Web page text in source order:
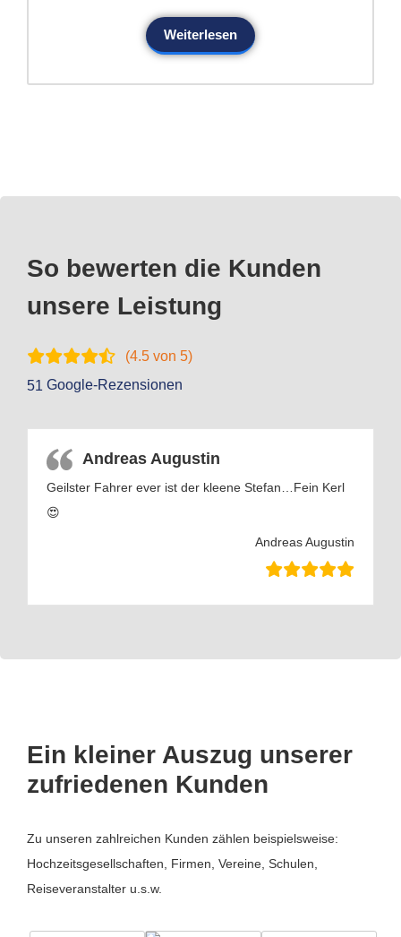
Weiterlesen
So bewerten die Kunden
unsere Leistung
(4.5 von 5)
51 Google-Rezensionen
Andreas Augustin
Geilster Fahrer ever ist der kleene Stefan…Fein Kerl
😍
Andreas Augustin
Ein kleiner Auszug unserer
zufriedenen Kunden
Zu unseren zahlreichen Kunden zählen beispielsweise:
Hochzeitsgesellschaften, Firmen, Vereine, Schulen,
Reiseveranstalter u.s.w.